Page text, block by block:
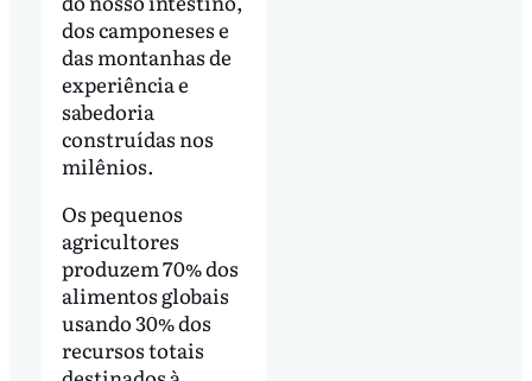
dos camponeses e
das montanhas de
experiência e
sabedoria
construídas nos
milênios.
Os pequenos
agricultores
produzem 70% dos
alimentos globais
usando 30% dos
recursos totais